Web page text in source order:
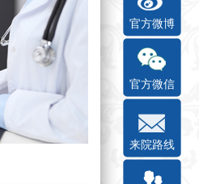
官方微博
官方微信
来院路线